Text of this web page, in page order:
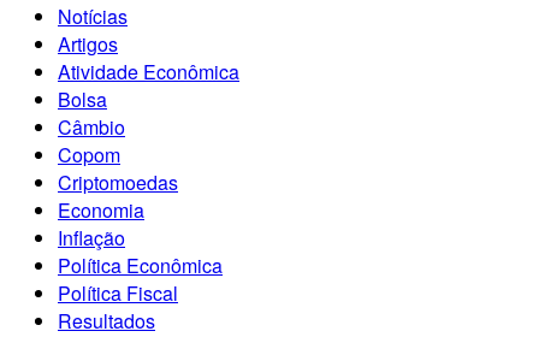
Notícias
Artigos
Atividade Econômica
Bolsa
Câmbio
Copom
Criptomoedas
Economia
Inflação
Política Econômica
Política Fiscal
Resultados